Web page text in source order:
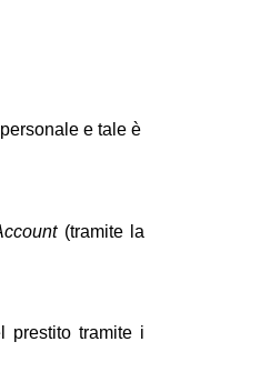
e tale è
(tramite la
prestito tramite i